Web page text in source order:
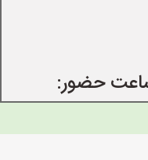
ساعت حضور: